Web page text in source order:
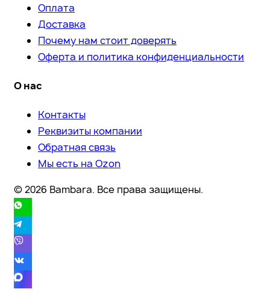
Оплата
Доставка
Почему нам стоит доверять
Оферта и политика конфиденциальности
О нас
Контакты
Реквизиты компании
Обратная связь
Мы есть на Ozon
© 2026 Bambara. Все права защищены.